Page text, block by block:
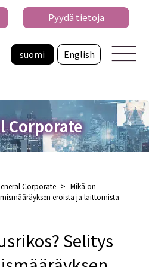
suomi English
Pyydä tietoja
Corporate
Corporate > Mikä on
eroista ja laittomista
Selitys